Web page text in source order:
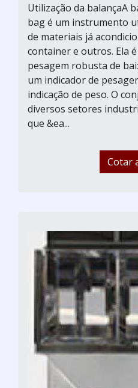
Utilização da balançaA
bag é um instrumento
de materiais já
container e outros. Ela
pesagem robusta de
um indicador de
indicação de peso. O
diversos setores
que &ea...
Cotar